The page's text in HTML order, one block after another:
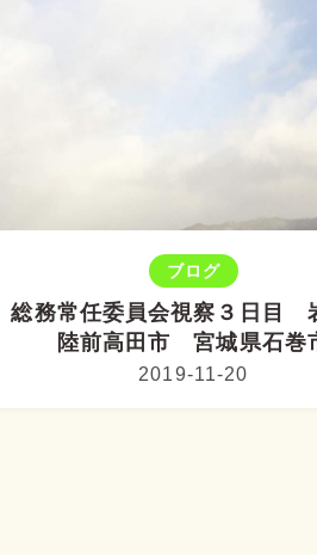
ブログ
総務常任委員会視察３日目
陸前高田市 宮城県石巻
2019-11-20